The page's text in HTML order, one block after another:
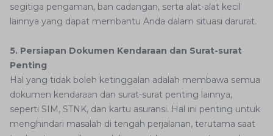
segitiga pengaman, ban cadangan, serta alat-alat kecil
lainnya yang dapat membantu Anda dalam situasi darurat.
5. Persiapan Dokumen Kendaraan dan Surat-surat
Penting
Hal yang tidak boleh ketinggalan adalah membawa semua
dokumen kendaraan dan surat-surat penting lainnya,
seperti SIM, STNK, dan kartu asuransi. Hal ini penting untuk
menghindari masalah di tengah perjalanan, terutama saat